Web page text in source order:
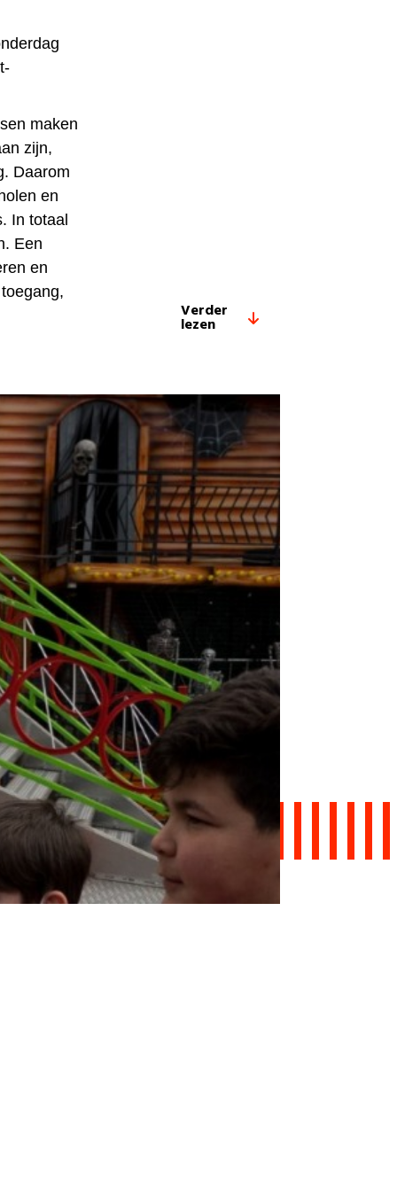
maken
zijn,
Daarom
en
In totaal
Een
en
Verder
lezen